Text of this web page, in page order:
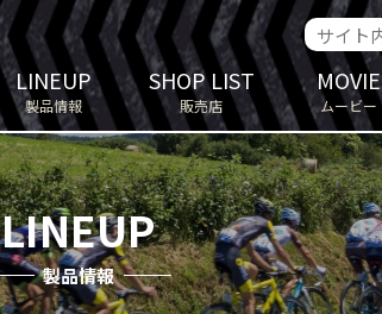
LINEUP
製品情報
SHOP LIST
販売店
MOVIE
ムービー
LINEUP
製品情報